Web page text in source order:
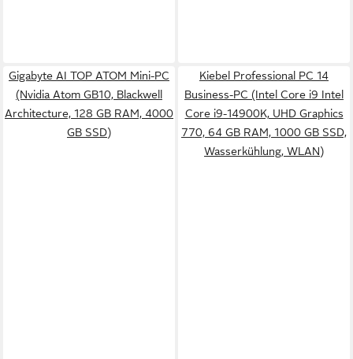
Gigabyte AI TOP ATOM Mini-PC
(Nvidia Atom GB10, Blackwell
Architecture, 128 GB RAM, 4000
GB SSD)
Kiebel Professional PC 14
Business-PC (Intel Core i9 Intel
Core i9-14900K, UHD Graphics
770, 64 GB RAM, 1000 GB SSD,
Wasserkühlung, WLAN)